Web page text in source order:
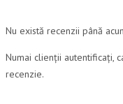
Nu există recenzii până
Numai clienții autentificați,
recenzie.